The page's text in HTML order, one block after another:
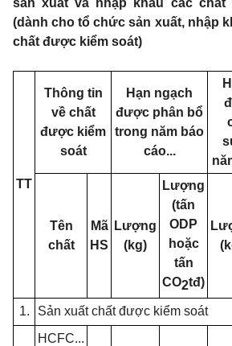
sản xuất và nhập khẩu các chất
(dành cho tổ chức sản xuất, nhập
chất được kiểm soát)
TT
Thông tin
về chất
được kiểm
soát
Hạn ngạch
được phân bổ
trong năm báo
cáo...
Tên
chất
Mã
HS
Lượng
(kg)
Lượng
(tấn
ODP
hoặc
tấn
CO2tđ)
1.
Sản xuất chất được kiểm soát
HCFC...